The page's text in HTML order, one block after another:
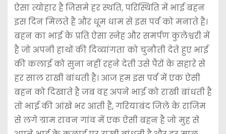
ऐसा त्योहार है जिसमे हर स्थति, परिस्थिति में भाई बहन
इस दिन मिलते हैं और धूम धाम से इस पर्व को मनाते हैं।
बहन का भाई के प्रति ऐसा स्नेह और समर्पण कुलेश्वरी में
है जो अपनी हाथों की दिव्यांगता को चुनौती देते हुए भाई
की कलाई को सुना नहीं रहने देती उसे पैरों के सहारे से
हर साल राखी बांधती है। आज हम इस पर्व में एक ऐसी
बहन को दिखाते है जब वह अपने भाई को राखी बांधती है
तो भाई की आंखे भर आती हैं, गरियाबंद जिले के राजिम
से लगे ग्राम रावन गांव में एक ऐसी बहन है जो मुह से